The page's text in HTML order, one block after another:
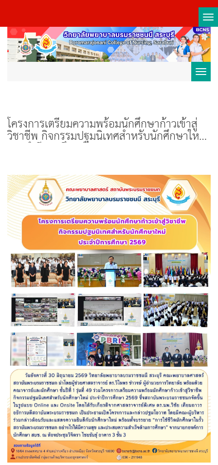
โครงการเตรียมความพร้อมนักศึกษาก้าวเข้าสู่
วิชาชีพ กิจกรรมปฐมนิเทศสำหรับนักศึกษาใหม่
ประจำปีการศึกษา 2569